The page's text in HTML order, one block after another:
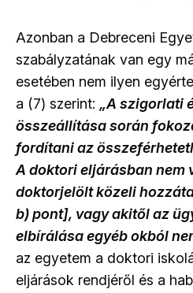
Azonban a Debreceni
szabályzatának van egy
esetében nem ilyen
a (7) szerint: „A szigorlati
összeállítása során
fordítani az
A doktori eljárásban nem
doktorjelölt közeli
b) pont], vagy akitől az
elbírálása egyéb okból
az egyetem a doktori
eljárások rendjéről és a